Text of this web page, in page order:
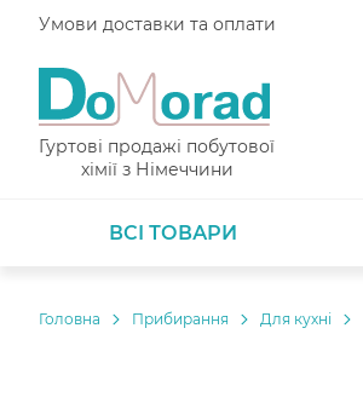
Умови доставки та оплати
Гуртові продажі побутової
хімії з Німеччини
ВСІ ТОВАРИ
Головнa Прибирання Для кухні